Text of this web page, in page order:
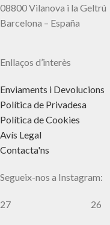
08800 Vilanova i la Geltrú
Barcelona – España
Enllaços d’interès
Enviaments i Devolucions
Política de Privadesa
Política de Cookies
Avís Legal
Contacta'ns
Segueix-nos a Instagram:
27 26